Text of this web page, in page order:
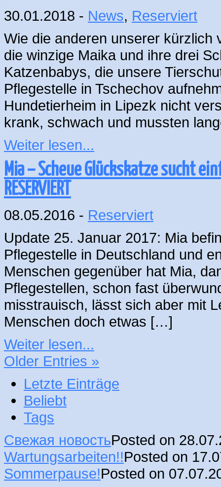
30.01.2018 - News, Reserviert
Wie die anderen unserer kürzlich
die winzige Maika und ihre drei
Katzenbabys, die unsere
Pflegestelle in Tschechov
Hundetierheim in Lipezk nicht
krank, schwach und mussten
Weiter lesen...
Mia – Scheue Glückskatze sucht
RESERVIERT
08.05.2016 - Reserviert
Update 25. Januar 2017: Mia
Pflegestelle in Deutschland und
Menschen gegenüber hat Mia,
Pflegestellen, schon fast
misstrauisch, lässt sich aber mit
Menschen doch etwas […]
Weiter lesen...
Older Entries »
Letzte Einträge
Beliebt
Tags
Свежая новостьPosted on
Wartungsarbeiten!!Posted on
Sommerpause!Posted on